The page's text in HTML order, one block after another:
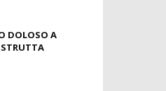
SULLA
E TRE